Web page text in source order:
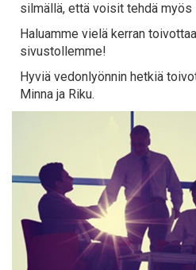
silmällä, että voisit tehdä myös
Haluamme vielä kerran
sivustollemme!
Hyviä vedonlyönnin hetkiä
Minna ja Riku.